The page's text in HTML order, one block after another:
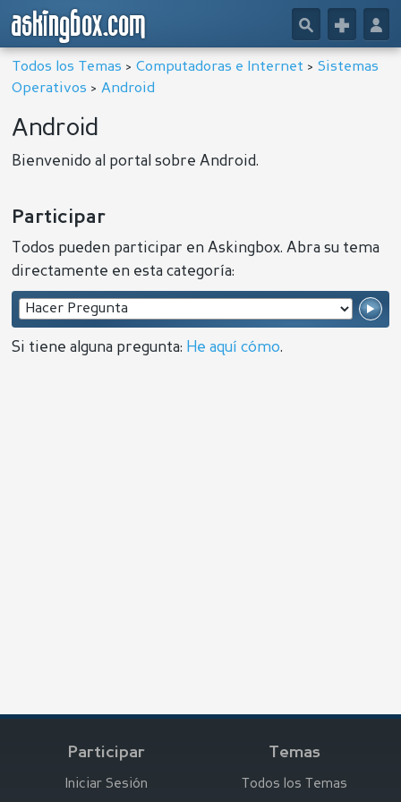
askingbox.com 👤
+
🔎
Todos los Temas >Computadoras e Internet >Sistemas
Operativos >Android
Android
Bienvenido al portal sobre Android.
Participar
Todos pueden participar en Askingbox. Abra su tema
directamente en esta categoría:
Si tiene alguna pregunta: He aquí cómo.
Participar
Iniciar Sesión
Temas
Todos los Temas